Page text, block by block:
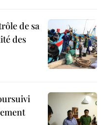
de sa
des